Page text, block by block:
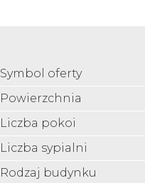
Symbol oferty
Powierzchnia
Liczba pokoi
Liczba sypialni
Rodzaj budynku